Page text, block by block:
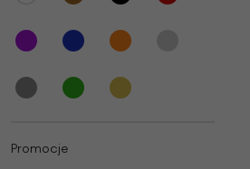
Promocje